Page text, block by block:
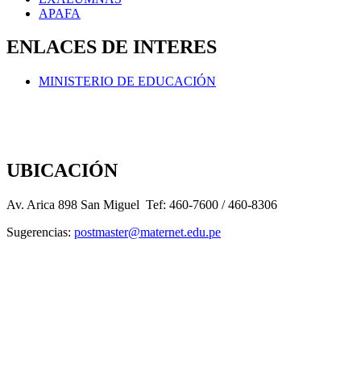
APAFA
ENLACES DE INTERES
MINISTERIO DE EDUCACIÓN
UBICACIÓN
Av. Arica 898 San Miguel Tef: 460-7600 / 460-8306
Sugerencias: postmaster@maternet.edu.pe